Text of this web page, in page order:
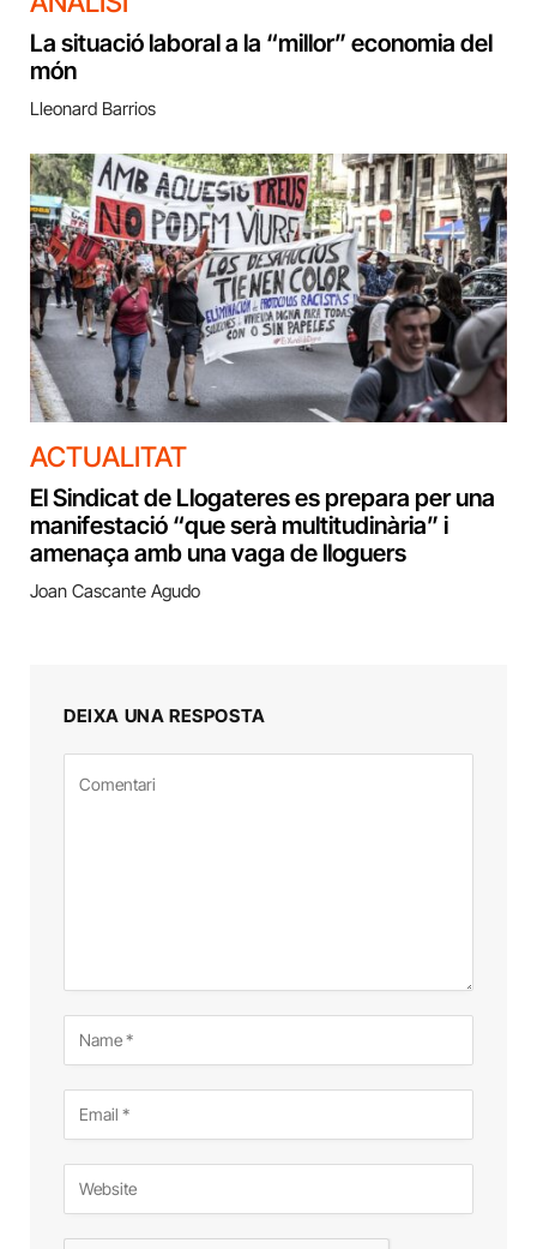
La situació laboral a la “millor” economia del
món
Lleonard Barrios
ACTUALITAT
El Sindicat de Llogateres es prepara per una
manifestació “que serà multitudinària” i
amenaça amb una vaga de lloguers
Joan Cascante Agudo
DEIXA UNA RESPOSTA